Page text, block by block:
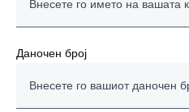
Даночен број